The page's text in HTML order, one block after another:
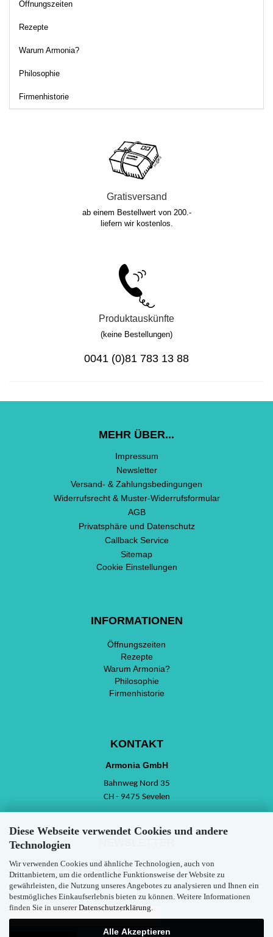
Diese Webseite verwendet Cookies und andere
Technologien
Wir verwenden Cookies und ähnliche Technologien, auch von
Drittanbietern, um die ordentliche Funktionsweise der Website zu
gewährleisten, die Nutzung unseres Angebotes zu analysieren und Ihnen ein
bestmögliches Einkaufserlebnis bieten zu können. Weitere Informationen
finden Sie in unsererDatenschutzerklärung.
Alle Akzeptieren
Öffnungszeiten
Rezepte
Warum Armonia?
Philosophie
Firmenhistorie
Gratisversand
ab einem Bestellwert von 200.-
liefern wir kostenlos.
Produktauskünfte
(keine Bestellungen)
0041 (0)81 783 13 88
MEHR ÜBER...
Impressum
Newsletter
Versand- & Zahlungsbedingungen
Widerrufsrecht & Muster-Widerrufsformular
AGB
Privatsphäre und Datenschutz
Callback Service
Sitemap
Cookie Einstellungen
INFORMATIONEN
Öffnungszeiten
Rezepte
Warum Armonia?
Philosophie
Firmenhistorie
KONTAKT
Armonia GmbH
Bahnweg Nord 35
CH - 9475 Sevelen
LETS KEEP IN TOUCH!!
Email Adresse